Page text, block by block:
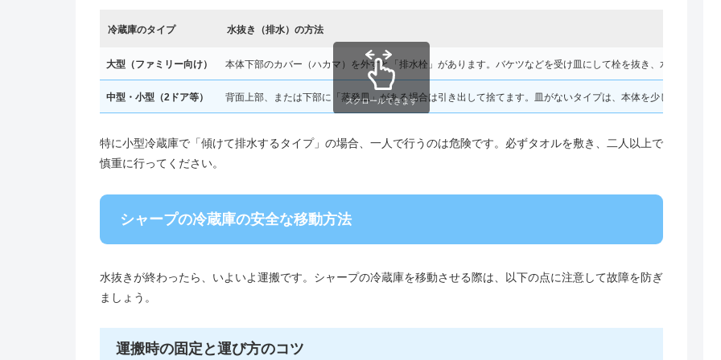
冷蔵庫のタイプ 水抜き（排水）の方法
大型（ファミリー向け） 本体下部のカバー（ハカマ）を外すと「排水栓」があります。バケツなどを受け皿にして栓を抜き、水を出し切り
中型・小型（2ドア等） 背面上部、または下部に「蒸発皿」がある場合は引き出して捨てます。皿がないタイプは、本体を少し後ろに傾け
スクロールできます
特に小型冷蔵庫で「傾けて排水するタイプ」の場合、一人で行うのは危険です。必ずタオルを敷き、二人以上で
慎重に行ってください。
シャープの冷蔵庫の安全な移動方法
水抜きが終わったら、いよいよ運搬です。シャープの冷蔵庫を移動させる際は、以下の点に注意して故障を防ぎ
ましょう。
運搬時の固定と運び方のコツ